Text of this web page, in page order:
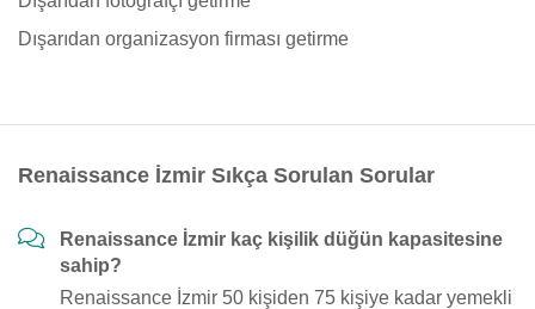
Dışarıdan organizasyon firması getirme
Renaissance İzmir Sıkça Sorulan Sorular
Renaissance İzmir kaç kişilik düğün kapasitesine
sahip?
Renaissance İzmir 50 kişiden 75 kişiye kadar yemekli